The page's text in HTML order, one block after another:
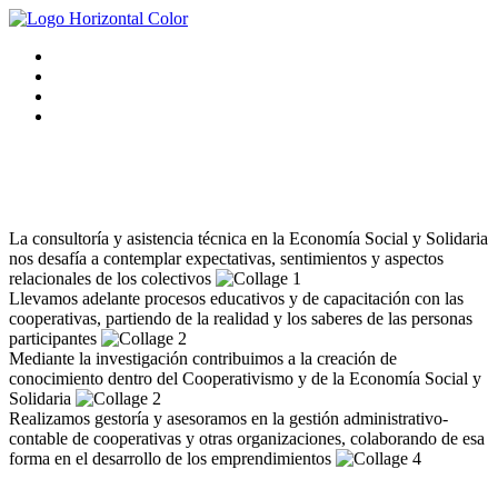
La consultoría y asistencia técnica en la Economía Social y Solidaria
nos desafía a contemplar expectativas, sentimientos y aspectos
relacionales de los colectivos
Llevamos adelante procesos educativos y de capacitación con las
cooperativas, partiendo de la realidad y los saberes de las personas
participantes
Mediante la investigación contribuimos a la creación de
conocimiento dentro del Cooperativismo y de la Economía Social y
Solidaria
Realizamos gestoría y asesoramos en la gestión administrativo-
contable de cooperativas y otras organizaciones, colaborando de esa
forma en el desarrollo de los emprendimientos